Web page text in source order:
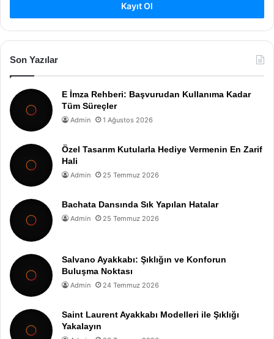
Kayıt Ol
Son Yazılar
E İmza Rehberi: Başvurudan Kullanıma Kadar
Tüm Süreçler
Admin 1 Ağustos 2026
Özel Tasarım Kutularla Hediye Vermenin En Zarif
Hali
Admin 25 Temmuz 2026
Bachata Dansında Sık Yapılan Hatalar
Admin 25 Temmuz 2026
Salvano Ayakkabı: Şıklığın ve Konforun
Buluşma Noktası
Admin 24 Temmuz 2026
Saint Laurent Ayakkabı Modelleri ile Şıklığı
Yakalayın